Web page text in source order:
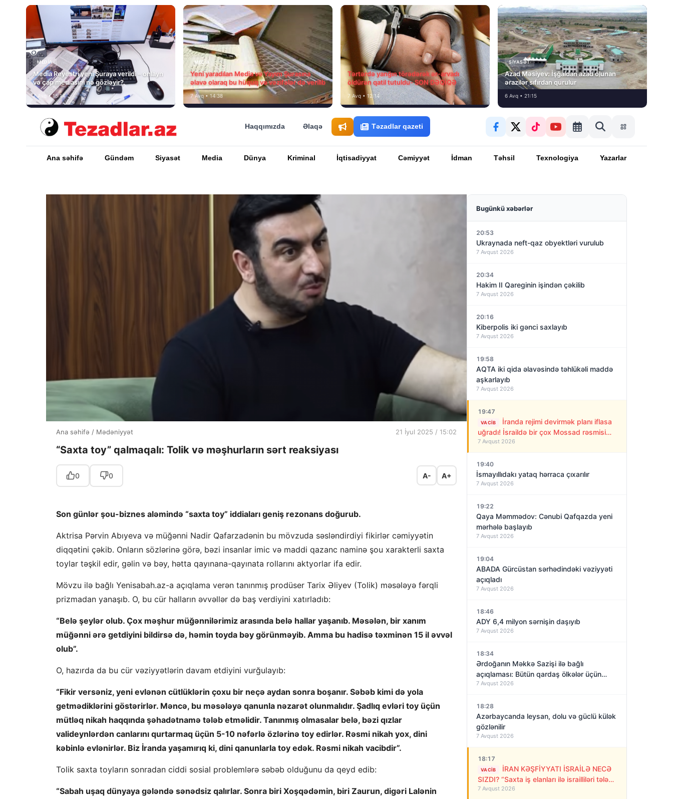
MEDİA
Media Reyestri yeni Şuraya verildi – onlayn
və çap mediasını nə gözləyir?
7 Avq • 15:14
MEDİA
Yeni yaradılan Media və Yayım Şurasına
əlavə olaraq bu hüquq və vəzifələr də verilib
7 Avq • 14:38
Tərtərdə yanğın törədərək ər-arvadı
öldürən qatil tutuldu- SON DƏQİQƏ
7 Avq • 12:14
SIYASƏT
Azad Məsiyev: İşğaldan azad olunan
ərazilər sıfırdan qurulur
6 Avq • 21:15
Haqqımızda Əlaqə Təzadlar qazeti
Ana səhifə Gündəm Siyasət Media Dünya Kriminal İqtisadiyyat Cəmiyyət İdman Təhsil Texnologiya Yazarlar
Ana səhifə / Mədəniyyət 21 İyul 2025 / 15:02
“Saxta toy” qalmaqalı: Tolik və məşhurların sərt reaksiyası
0 0 A- A+
Son günlər şou-biznes aləmində “saxta toy” iddiaları geniş rezonans doğurub.
Aktrisa Pərvin Abıyeva və müğənni Nadir Qafarzadənin bu mövzuda səsləndirdiyi fikirlər cəmiyyətin
diqqətini çəkib. Onların sözlərinə görə, bəzi insanlar imic və maddi qazanc naminə şou xarakterli saxta
toylar təşkil edir, gəlin və bəy, hətta qayınana-qayınata rollarını aktyorlar ifa edir.
Mövzu ilə bağlı Yenisabah.az-a açıqlama verən tanınmış prodüser Tarix Əliyev (Tolik) məsələyə fərqli
prizmadan yanaşıb. O, bu cür halların əvvəllər də baş verdiyini xatırladıb:
“Belə şeylər olub. Çox məşhur müğənnilərimiz arasında belə hallar yaşanıb. Məsələn, bir xanım
müğənni ərə getdiyini bildirsə də, həmin toyda bəy görünməyib. Amma bu hadisə təxminən 15 il əvvəl
olub”.
O, hazırda da bu cür vəziyyətlərin davam etdiyini vurğulayıb:
“Fikir versəniz, yeni evlənən cütlüklərin çoxu bir neçə aydan sonra boşanır. Səbəb kimi də yola
getmədiklərini göstərirlər. Məncə, bu məsələyə qanunla nəzarət olunmalıdır. Şadlıq evləri toy üçün
mütləq nikah haqqında şəhadətnamə tələb etməlidir. Tanınmış olmasalar belə, bəzi qızlar
valideynlərdən canlarını qurtarmaq üçün 5-10 nəfərlə özlərinə toy edirlər. Rəsmi nikah yox, dini
kəbinlə evlənirlər. Biz İranda yaşamırıq ki, dini qanunlarla toy edək. Rəsmi nikah vacibdir”.
Tolik saxta toyların sonradan ciddi sosial problemlərə səbəb olduğunu da qeyd edib:
“Sabah uşaq dünyaya gələndə sənədsiz qalırlar. Sonra biri Xoşqədəmin, biri Zaurun, digəri Lalənin
Bugünkü xəbərlər
20:53
Ukraynada neft-qaz obyektləri vurulub
7 Avqust 2026
20:34
Hakim II Qareginin işindən çəkilib
7 Avqust 2026
20:16
Kiberpolis iki gənci saxlayıb
7 Avqust 2026
19:58
AQTA iki qida əlavəsində təhlükəli maddə
aşkarlayıb
7 Avqust 2026
19:47
VACIB
İranda rejimi devirmək planı iflasa
uğradı! İsraildə bir çox Mossad rəsmisi
işdən çıxarıldı
7 Avqust 2026
19:40
İsmayıllıdakı yataq hərraca çıxarılır
7 Avqust 2026
19:22
Qaya Məmmədov: Cənubi Qafqazda yeni
mərhələ başlayıb
7 Avqust 2026
19:04
ABADA Gürcüstan sərhədindəki vəziyyəti
açıqladı
7 Avqust 2026
18:46
ADY 6,4 milyon sərnişin daşıyıb
7 Avqust 2026
18:34
Ərdoğanın Məkkə Sazişi ilə bağlı
açıqlaması: Bütün qardaş ölkələr üçün
açıqdır
7 Avqust 2026
18:28
Azərbaycanda leysan, dolu və güclü külək
gözlənilir
7 Avqust 2026
18:17
VACIB
İRAN KƏŞFİYYATI İSRAİLƏ NECƏ
SIZDI? “Saxta iş elanları ilə israilliləri tələyə
saldılar”
7 Avqust 2026